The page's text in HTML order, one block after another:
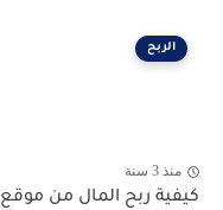
الربح
منذ 3 سنة
كيفية ربح المال من موقع